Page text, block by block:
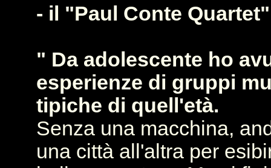
- il "Paul Conte
" Da adolescente ho
esperienze di gruppi
tipiche di quell'età.
Senza una macchina,
una città all'altra per